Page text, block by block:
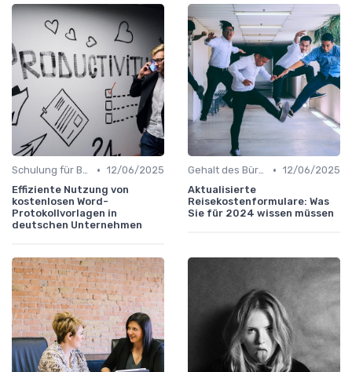
Schulung für Büroleiter • 12/06/2025
Effiziente Nutzung von
kostenlosen Word-
Protokollvorlagen in
deutschen Unternehmen
Gehalt des Büroleiters • 12/06/2025
Aktualisierte
Reisekostenformulare: Was
Sie für 2024 wissen müssen